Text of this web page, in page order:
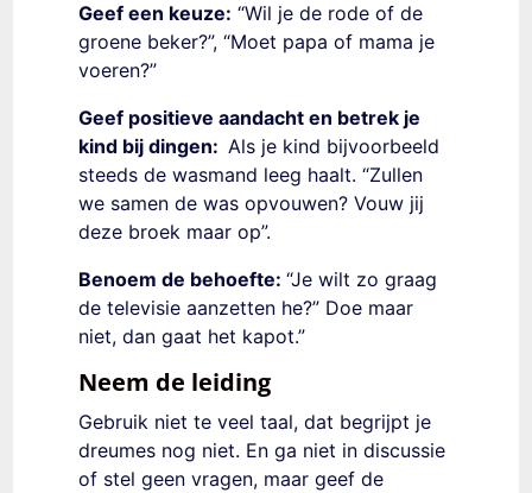
Geef een keuze: “Wil je de rode of de
groene beker?”, “Moet papa of mama je
voeren?”
Geef positieve aandacht en betrek je
kind bij dingen: Als je kind bijvoorbeeld
steeds de wasmand leeg haalt. “Zullen
we samen de was opvouwen? Vouw jij
deze broek maar op”.
Benoem de behoefte: “Je wilt zo graag
de televisie aanzetten he?” Doe maar
niet, dan gaat het kapot.”
Neem de leiding
Gebruik niet te veel taal, dat begrijpt je
dreumes nog niet. En ga niet in discussie
of stel geen vragen, maar geef de